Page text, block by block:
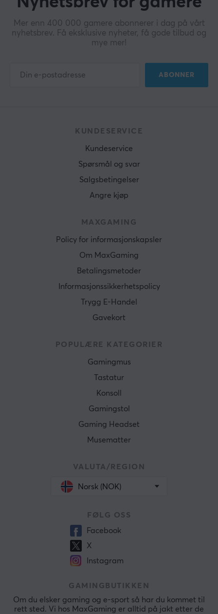
Mer enn 400 000 gamere abonnerer i dag på vårt
nyhetsbrev. Få eksklusive nyheter, få gode tilbud og
mye mer!
ABONNER
KUNDESERVICE
Kundeservice
Spørsmål og svar
Salgsbetingelser
Angre kjøp
MAXGAMING
Policy for informasjonskapsler
Om MaxGaming
Betalingsmetoder
Informasjonssikkerhetspolicy
Trygg E-Handel
Gavekort
POPULÆRE KATEGORIER
Gamingmus
Tastatur
Konsoll
Gamingstol
Gaming Headset
Musematter
VALUTA/REGION
Norsk (NOK)
FØLG OSS
Facebook
X
Instagram
GAMINGBUTIKKEN
Om du elsker gaming og e-sport så har du kommet til
rett sted. Vi hos MaxGaming er alltid på jakt etter de